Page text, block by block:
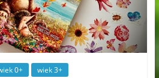
0+ wiek 3+